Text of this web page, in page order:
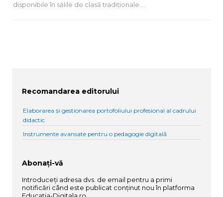
disponibile în sălile de clasă tradiționale.…
Recomandarea editorului
Elaborarea și gestionarea portofoliului profesional al cadrului
didactic
Instrumente avansate pentru o pedagogie digitală
Abonați-vă
Introduceți adresa dvs. de email pentru a primi
notificări când este publicat conținut nou în platforma